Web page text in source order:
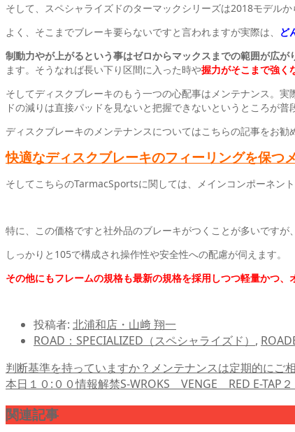
そして、スペシャライズドのターマックシリーズは2018モデル
よく、そこまでブレーキ要らないですと言われますが実際は、
ど
制動力やが上がるという事はゼロからマックスまでの範囲が広
ます。そうなれば長い下り区間に入った時や握力がそこまで強く
そしてディスクブレーキのもう一つの心配事はメンテナンス。
ドの減りは直接パッドを見ないと把握できないというところが普
ディスクブレーキのメンテナンスについてはこちらの記事をお勧
快適なディスクブレーキのフィーリングを保つ
そしてこちらのTarmacSportsに関しては、メインコンポーネン
特に、この価格ですと社外品のブレーキがつくことが多いですが
しっかりと105で構成され操作性や安全性への配慮が伺えます。
その他にもフレームの規格も最新の規格を採用しつつ軽量かつ、
投稿者: 北浦和店・山﨑 翔一
ROAD：SPECIALIZED（スペシャライズド） ,
判断基準を持っていますか？メンテナンスは定期的にご
本日１０:００情報解禁S-WROKS VENGE RED E-TAP
関連記事